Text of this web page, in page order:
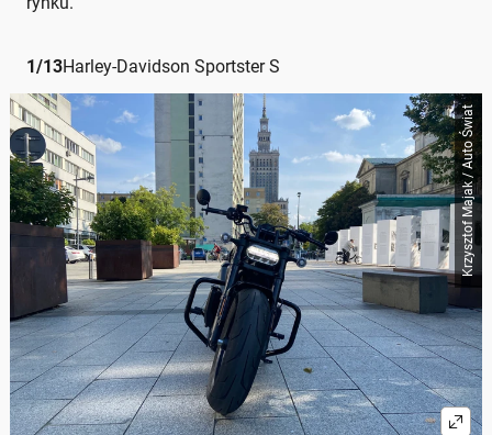
1/13Harley-Davidson Sportster S
Krzysztof Majak / Auto Świat